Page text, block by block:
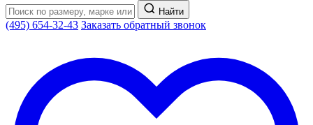
Найти
(495) 654-32-43 Заказать обратный звонок